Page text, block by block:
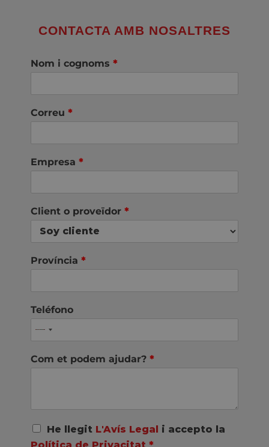
CONTACTA AMB NOSALTRES
Nom i cognoms *
Correu *
Empresa *
Client o proveïdor *
Província *
Teléfono
Com et podem ajudar? *
A
He llegit L'Avís Legal i accepto la